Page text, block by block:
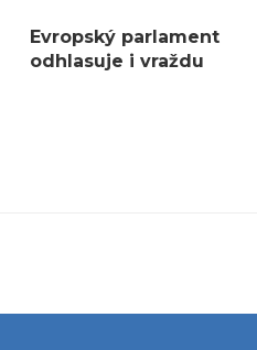
Evropský parlament
odhlasuje i vraždu